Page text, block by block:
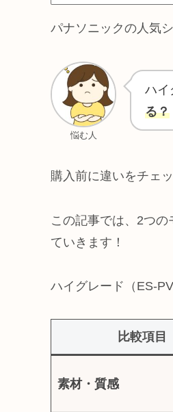
パナソニックの人気
悩む人
ハイ
る？
購入前に違いをチェ
この記事では、2つの
ていきます！
ハイグレード（ES-
比較項目
素材・質感